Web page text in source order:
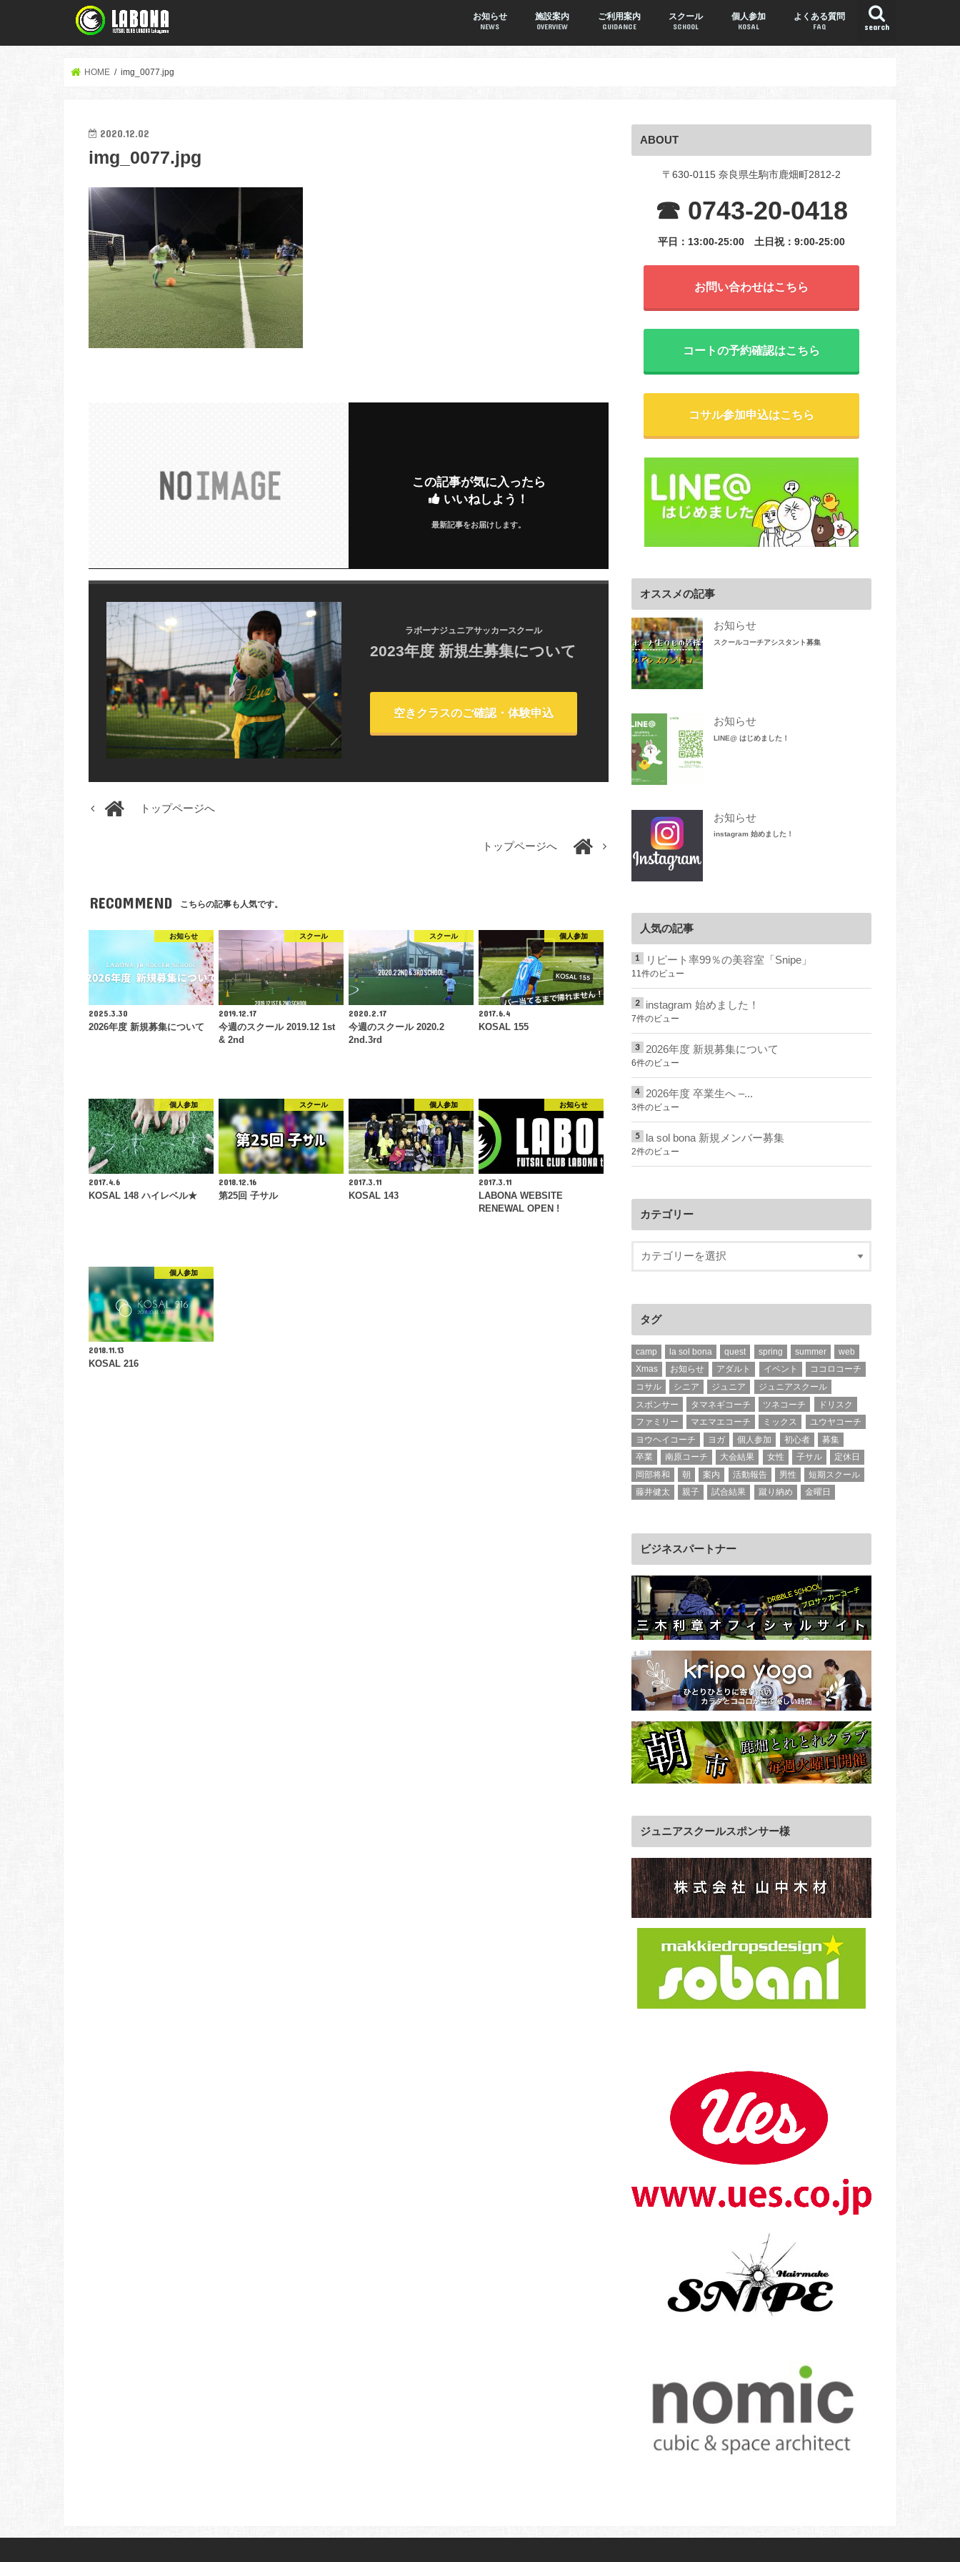
search
お知らせ
NEWS
施設案内
OVERVIEW
ご利用案内
GUIDANCE
スクール
SCHOOL
個人参加
KOSAL
よくある質問
FAQ
HOME img_0077.jpg
2020.12.02
img_0077.jpg
この記事が気に入ったら
いいねしよう！
最新記事をお届けします。
ラボーナジュニアサッカースクール
2023年度 新規生募集について
空きクラスのご確認・体験申込
トップページへ
トップページへ
RECOMMEND こちらの記事も人気です。
お知らせ
2025.3.30
2026年度 新規募集について
スクール
2019.12.17
今週のスクール 2019.12 1st
& 2nd
スクール
2020.2.17
今週のスクール 2020.2
2nd.3rd
個人参加
2017.6.4
KOSAL 155
個人参加
2017.4.6
KOSAL 148 ハイレベル★
スクール
2018.12.16
第25回 子サル
個人参加
2017.3.11
KOSAL 143
お知らせ
2017.3.11
LABONA WEBSITE
RENEWAL OPEN !
個人参加
2018.11.13
KOSAL 216
ABOUT
〒630-0115 奈良県生駒市鹿畑町2812-2
☎ 0743-20-0418
平日：13:00-25:00 土日祝：9:00-25:00
お問い合わせはこちら
コートの予約確認はこちら
コサル参加申込はこちら
オススメの記事
お知らせ
スクールコーチアシスタント募集
お知らせ
LINE@ はじめました！
お知らせ
instagram 始めました！
人気の記事
リピート率99％の美容室「Snipe」
11件のビュー
instagram 始めました！
7件のビュー
2026年度 新規募集について
6件のビュー
2026年度 卒業生へ –...
3件のビュー
la sol bona 新規メンバー募集
2件のビュー
カテゴリー
タグ
camp la sol bona quest spring summer
web
Xmas
お知らせ アダルト イベント
ココロコーチ
コサル
シニア ジュニア
ジュニアスクール
スポンサー
タマネギコーチ ツネコーチ
ドリスク
ファミリー
マエマエコーチ ミックス
ユウヤコーチ
ヨウヘイコーチ
ヨガ 個人参加 初心者
募集
卒業
南原コーチ 大会結果 女性 子サル
定休日
岡部将和
朝 案内 活動報告 男性
短期スクール
藤井健太
親子 試合結果 蹴り納め 金曜日
ビジネスパートナー
ジュニアスクールスポンサー様